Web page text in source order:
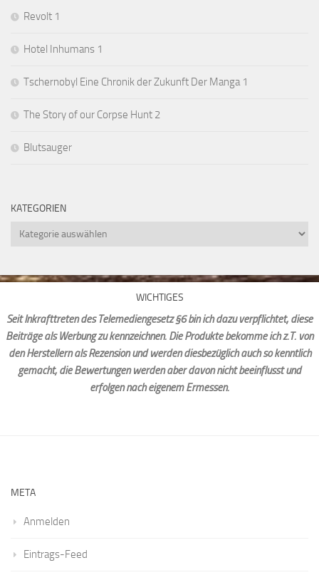
Revolt 1
Hotel Inhumans 1
Tschernobyl Eine Chronik der Zukunft Der Manga 1
The Story of our Corpse Hunt 2
Blutsauger
KATEGORIEN
Kategorien
WICHTIGES
Seit Inkrafttreten des Telemediengesetz §6 bin ich dazu verpflichtet, diese
Beiträge als Werbung zu kennzeichnen. Die Produkte bekomme ich z.T. von
den Herstellern als Rezension und werden diesbezüglich auch so kenntlich
gemacht, die Bewertungen werden aber davon nicht beeinflusst und
erfolgen nach eigenem Ermessen.
META
Anmelden
Eintrags-Feed